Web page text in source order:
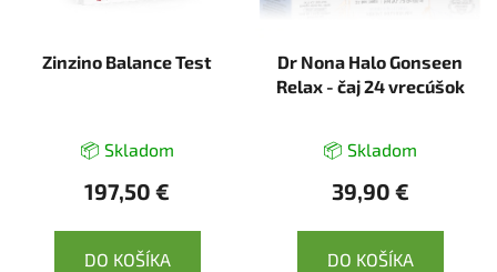
Zinzino Balance Test
📦 Skladom
197,50 €
DO KOŠÍKA
Dr Nona Halo Gonseen
Relax - čaj 24 vrecúšok
📦 Skladom
39,90 €
DO KOŠÍKA